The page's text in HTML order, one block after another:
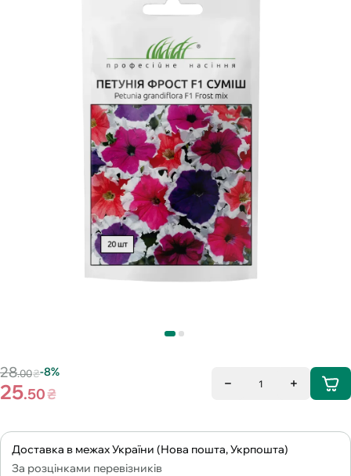
28.00₴-8%
25.50₴
1
Доставка в межах України (Нова пошта, Укрпошта)
За розцінками перевізників